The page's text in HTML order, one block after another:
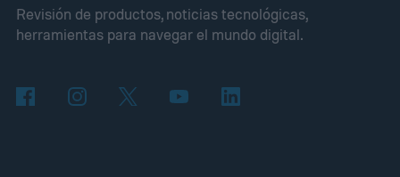
en septiembre. La cifra convertida
proporciona un contexto útil, aunque no
describe el buque insignia de siete plazas
Revisión de productos, noticias tecnológicas,
herramientas para navegar el mundo digital.